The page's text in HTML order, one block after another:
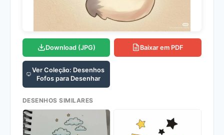
Download (JPG) Baixar em PDF
Ver Coleção: Desenhos
Fofos para Desenhar
DESENHOS SIMILARES